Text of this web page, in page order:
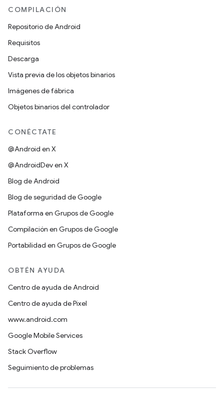
COMPILACIÓN
Repositorio de Android
Requisitos
Descarga
Vista previa de los objetos binarios
Imágenes de fábrica
Objetos binarios del controlador
CONÉCTATE
@Android en X
@AndroidDev en X
Blog de Android
Blog de seguridad de Google
Plataforma en Grupos de Google
Compilación en Grupos de Google
Portabilidad en Grupos de Google
OBTÉN AYUDA
Centro de ayuda de Android
Centro de ayuda de Pixel
www.android.com
Google Mobile Services
Stack Overflow
Seguimiento de problemas